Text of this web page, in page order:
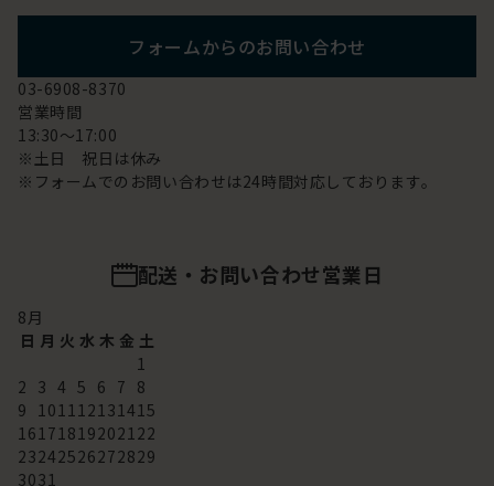
フォームからのお問い合わせ
03-6908-8370
営業時間
13:30～17:00
※土日 祝日は休み
※フォームでのお問い合わせは24時間対応しております。
配送・お問い合わせ営業日
8月
日 月 火 水 木 金 土
1
2 3 4 5 6 7 8
9 101112131415
16171819202122
23242526272829
3031